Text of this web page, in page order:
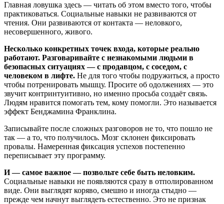
Главная ловушка здесь — читать об этом вместо того, чтобы
практиковаться. Социальные навыки не развиваются от
чтения. Они развиваются от контакта — неловкого,
несовершенного, живого.
Несколько конкретных точек входа, которые реально
работают. Разговаривайте с незнакомыми людьми в
безопасных ситуациях — с продавцом, с соседом, с
человеком в лифте. Не для того чтобы подружиться, а просто
чтобы потренировать мышцу. Просите об одолжениях — это
звучит контринтуитивно, но именно просьба создаёт связь.
Людям нравится помогать тем, кому помогли. Это называется
эффект Бенджамина Франклина.
Записывайте после сложных разговоров не то, что пошло не
так — а то, что получилось. Мозг склонен фиксировать
провалы. Намеренная фиксация успехов постепенно
переписывает эту программу.
И — самое важное — позвольте себе быть неловким.
Социальные навыки не появляются сразу в отполированном
виде. Они выглядят коряво, смешно и иногда стыдно —
прежде чем начнут выглядеть естественно. Это не признак